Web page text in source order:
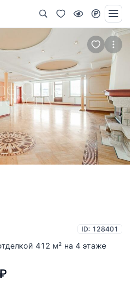
ID: 128401
412 м² на 4 этаже